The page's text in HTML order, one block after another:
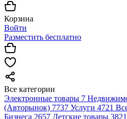
Корзина
Войти
Разместить бесплатно
Все категории
Электронные товары 7
(Авторынок) 7737 Услуги 4721
Бизнеса 2657 Детские товары 3821